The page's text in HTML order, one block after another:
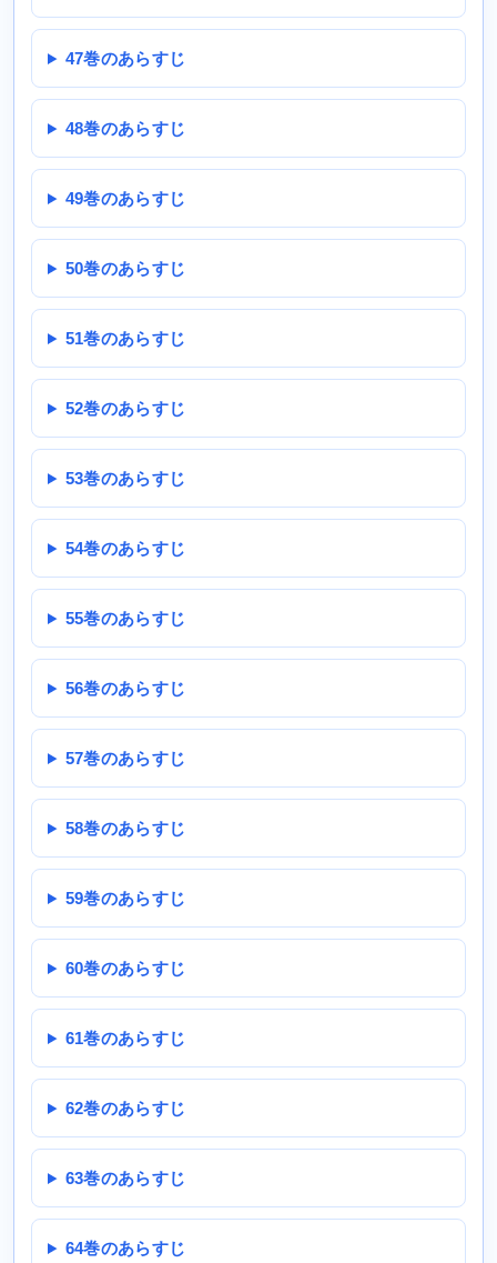
47巻のあらすじ
48巻のあらすじ
49巻のあらすじ
50巻のあらすじ
51巻のあらすじ
52巻のあらすじ
53巻のあらすじ
54巻のあらすじ
55巻のあらすじ
56巻のあらすじ
57巻のあらすじ
58巻のあらすじ
59巻のあらすじ
60巻のあらすじ
61巻のあらすじ
62巻のあらすじ
63巻のあらすじ
64巻のあらすじ